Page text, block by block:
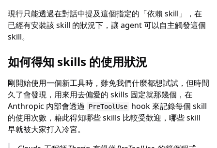
現行只能透過在對話中提及這個指定的「依賴 skill」，在
已經有安裝該 skill 的狀況下，讓 agent 可以自主觸發這個
skill。
如何得知 skills 的使用狀況
剛開始使用一個新工具時，難免我們什麼都想試試，但時間
久了會發現，用來用去偏愛的 skills 固定就那幾個，在
Anthropic 內部會透過
PreToolUse hook 來記錄每個 skill
的使用次數，藉此得知哪些 skills 比較受歡迎，哪些 skill
早就被大家打入冷宮。